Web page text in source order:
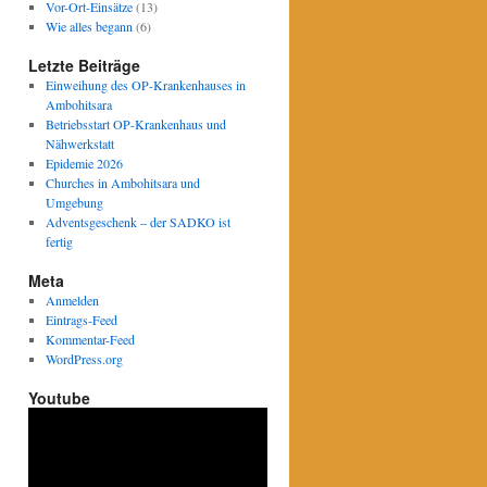
Vor-Ort-Einsätze(13)
Wie alles begann (6)
Letzte Beiträge
Einweihung des OP-Krankenhauses in
Ambohitsara
Betriebsstart OP-Krankenhaus und
Nähwerkstatt
Epidemie 2026
Churches in Ambohitsara und
Umgebung
Adventsgeschenk – der SADKO ist
fertig
Meta
Anmelden
Eintrags-Feed
Kommentar-Feed
WordPress.org
Youtube